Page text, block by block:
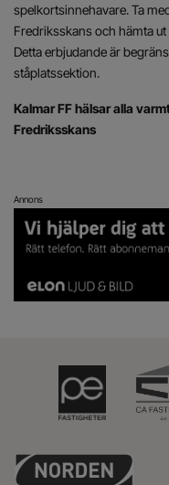
spelkortsinnehavare. Ta
Fredriksskans och hämta
Detta erbjudande är
ståplatssektion.
Kalmar FF hälsar alla
Fredriksskans
Annons